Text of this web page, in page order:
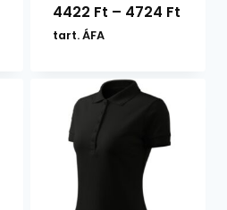
4422 Ft – 4724 Ft
tart. ÁFA